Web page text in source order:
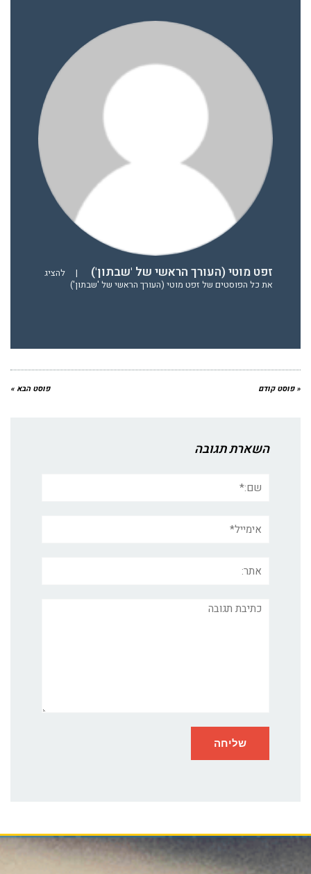
זפט מוטי (העורך הראשי של 'שבתון') |
להציג
את כל הפוסטים של זפט מוטי (העורך הראשי של 'שבתון')
« פוסט קודם פוסט הבא »
השארת תגובה
תגובה